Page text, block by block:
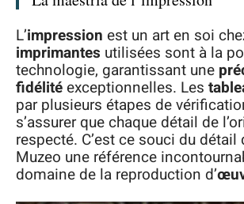
L’impression est un art en soi
imprimantes utilisées sont à la
technologie, garantissant une
fidélitéexceptionnelles. Les
par plusieurs étapes de
s’assurer que chaque détail de
respecté. C’est ce souci du
Muzeo une référence
domaine de la reproduction d’